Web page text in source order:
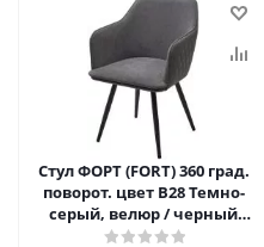
Стул ФОРТ (FORT) 360 град.
поворот. цвет B28 Темно-
серый, велюр / черный
каркас